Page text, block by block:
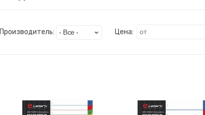
Производитель: Цена: